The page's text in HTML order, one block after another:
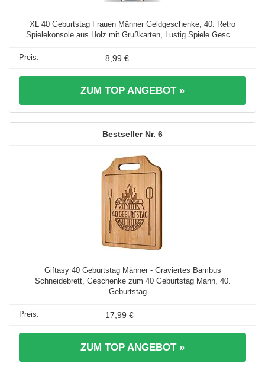
XL 40 Geburtstag Frauen Männer Geldgeschenke, 40. Retro
Spielekonsole aus Holz mit Grußkarten, Lustig Spiele Gesc ...
8,99 €
ZUM TOP ANGEBOT »
6
Giftasy 40 Geburtstag Männer - Graviertes Bambus
Schneidebrett, Geschenke zum 40 Geburtstag Mann, 40.
Geburtstag ...
17,99 €
ZUM TOP ANGEBOT »